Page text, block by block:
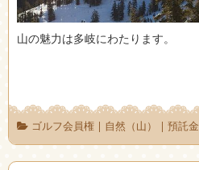
山の魅力は多岐にわたります。
ゴルフ会員権| 自然（山） | 預託金